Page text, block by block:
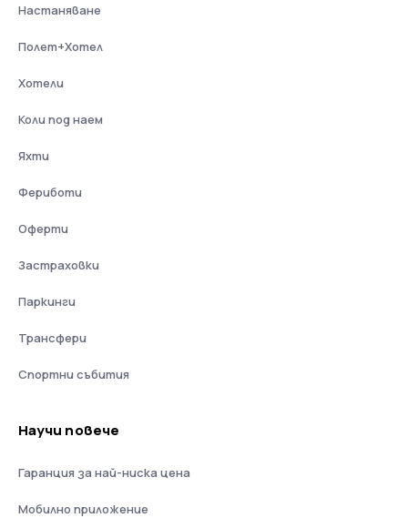
Настаняване
Полет+Хотел
Хотели
Коли под наем
Яхти
Фериботи
Оферти
Застраховки
Паркинги
Трансфери
Спортни събития
Научи повече
Гаранция за най-ниска цена
Мобилно приложение